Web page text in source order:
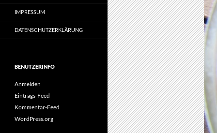
IMPRESSUM
DATENSCHUTZERKLÄRUNG
BENUTZERINFO
Anmelden
Eintrags-Feed
Kommentar-Feed
WordPress.org